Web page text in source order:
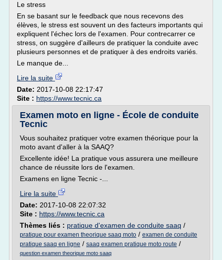
Le stress
En se basant sur le feedback que nous recevons des
élèves, le stress est souvent un des facteurs importants qui
expliquent l'échec lors de l'examen. Pour contrecarrer ce
stress, on suggère d'ailleurs de pratiquer la conduite avec
plusieurs personnes et de pratiquer à des endroits variés.
Le manque de...
Lire la suite
Date: 2017-10-08 22:17:47
Site : https://www.tecnic.ca
Examen moto en ligne - École de conduite
Tecnic
Vous souhaitez pratiquer votre examen théorique pour la
moto avant d'aller à la SAAQ?
Excellente idée! La pratique vous assurera une meilleure
chance de réussite lors de l'examen.
Examens en ligne Tecnic -...
Lire la suite
Date: 2017-10-08 22:07:32
Site : https://www.tecnic.ca
Thèmes liés : pratique d'examen de conduite saaq /
pratique pour examen theorique saaq moto / examen de conduite
pratique saaq en ligne / saaq examen pratique moto route /
question examen theorique moto saaq